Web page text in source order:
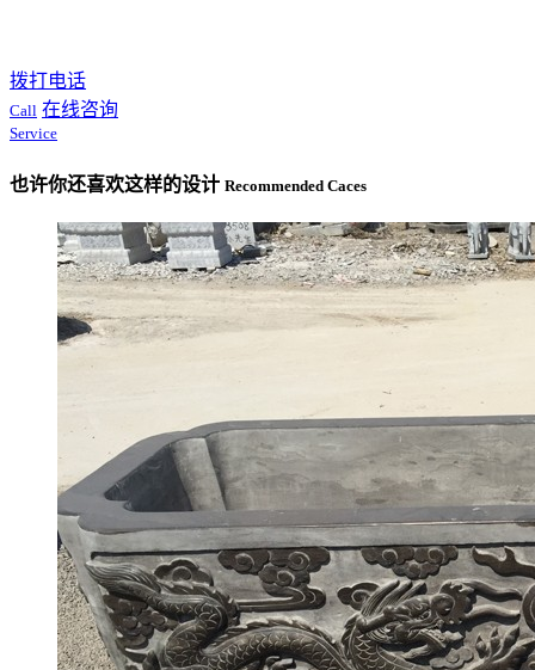
拨打电话
Call 在线咨询
Service
也许你还喜欢这样的设计 Recommended Caces